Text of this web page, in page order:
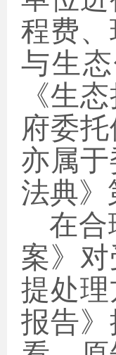
程费
与生
《生
府委
亦属
法典》
在合
案》
提处
报告